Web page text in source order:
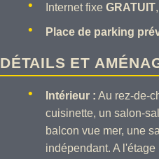
Internet fixe GRATUIT
Place de parking
DÉTAILS ET
Intérieur : Au rez-de-
cuisinette, un salon-
balcon vue mer, une
indépendant. A